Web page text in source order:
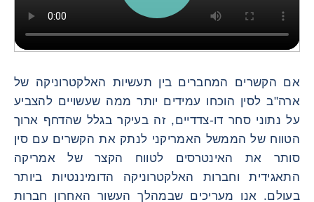
אם הקשרים המחברים בין תעשיות האלקטרוניקה של
ארה"ב לסין הוכחו עמידים יותר ממה שעשויים להצביע
על נתוני סחר דו-צדדיים, זה בעיקר בגלל שהדחף ארוך
הטווח של הממשל האמריקני לנתק את הקשרים עם סין
סותר את האינטרסים לטווח הקצר של אמריקה
התאגידית וחברות האלקטרוניקה הדומיננטיות ביותר
בעולם. אנו מעריכים שבמהלך העשור האחרון חברות